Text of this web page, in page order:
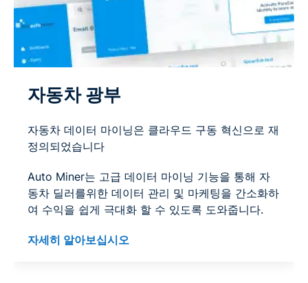
자동차 광부
자동차 데이터 마이닝은 클라우드 구동 혁신으로 재
정의되었습니다
Auto Miner는 고급 데이터 마이닝 기능을 통해 자
동차 딜러를위한 데이터 관리 및 마케팅을 간소화하
여 수익을 쉽게 극대화 할 수 있도록 도와줍니다.
자세히 알아보십시오